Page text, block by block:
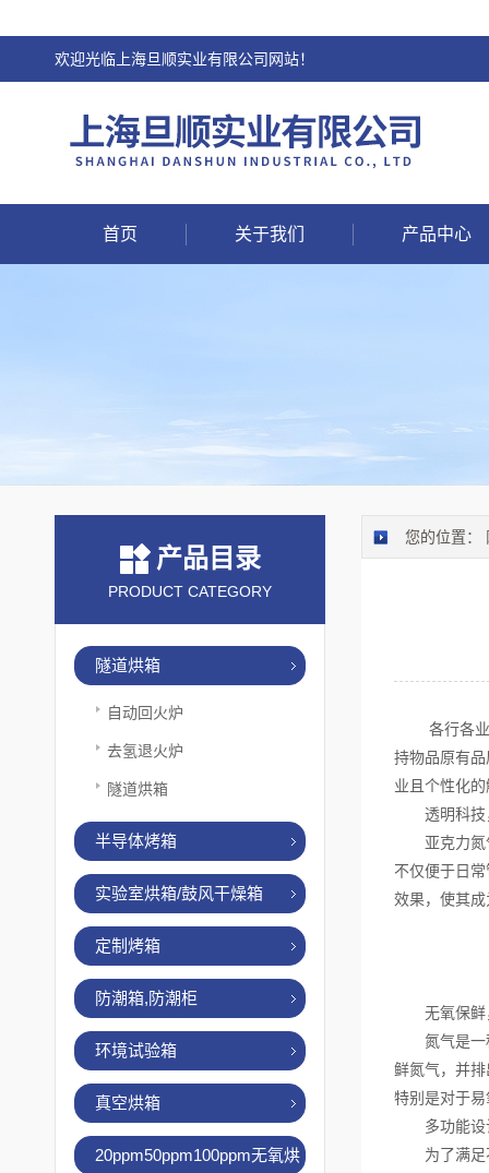
欢迎光临上海旦顺实业有限公司网站！
首页 关于我们 产品中心
产品目录
PRODUCT CATEGORY
隧道烘箱
自动回火炉
去氢退火炉
隧道烘箱
半导体烤箱
实验室烘箱/鼓风干燥箱
定制烤箱
防潮箱,防潮柜
环境试验箱
真空烘箱
20ppm50ppm100ppm无氧烘
您的位置：
各行各业都
持物品原有
业且个性化
透明科技
亚克力氮气
不仅便于日
效果，使其
无氧保鲜
氮气是一种
鲜氮气，并
特别是对于
多功能设
为了满足不